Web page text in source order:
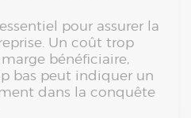
pour assurer la
Un coût trop
bénéficiaire,
bas peut indiquer un
dans la conquête